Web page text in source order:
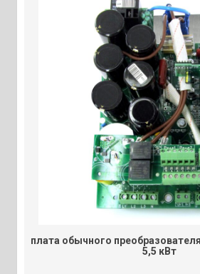
плата обычного
5,5 кВт